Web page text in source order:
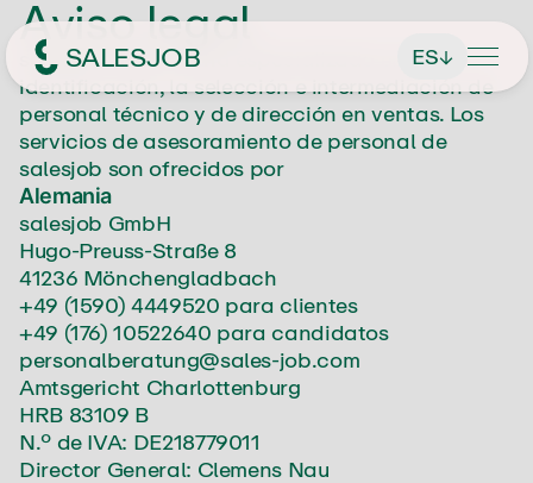
SALESJOB ES↓
Headhunter de ventas
Contacto
Linkedin →
Pedir una cita
Solicitar oferta
Aviso legal
salesjob GmbH se ha especializado en la
identificación, la selección e intermediación de
personal técnico y de dirección en ventas. Los
servicios de asesoramiento de personal de
salesjob son ofrecidos por
Alemania
salesjob GmbH
Hugo-Preuss-Straße 8
41236 Mönchengladbach
+49 (1590) 4449520 para clientes
+49 (176) 10522640 para candidatos
personalberatung@sales-job.com
Amtsgericht Charlottenburg
HRB 83109 B
N.º de IVA: DE218779011
Director General: Clemens Nau